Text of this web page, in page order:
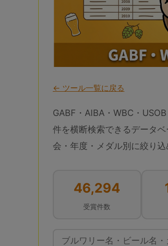
← ツール一覧に戻る
GABF・AIBA・WBC・
件を横断検索できるデータ
会・年度・メダル別に絞り込
46,294
受賞件数